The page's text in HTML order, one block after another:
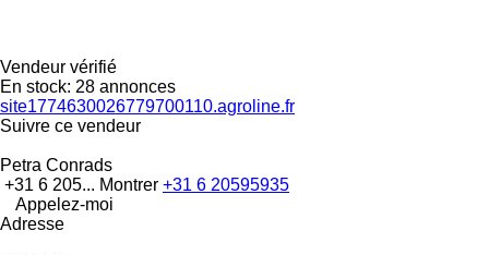
Vendeur vérifié
En stock: 28 annonces
site1774630026779700110.agroline.fr
Suivre ce vendeur
Petra Conrads
+31 6 205... Montrer +31 6 20595935
Appelez-moi
Adresse